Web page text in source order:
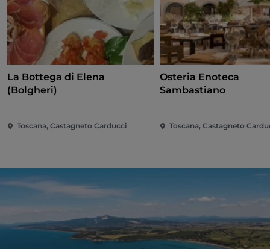
La Bottega di Elena
(Bolgheri)
Toscana, Castagneto Carducci
Osteria Enoteca
Sambastiano
Toscana, Castagneto